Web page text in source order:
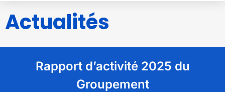
Actualités
Rapport d’activité 2025 du
Groupement